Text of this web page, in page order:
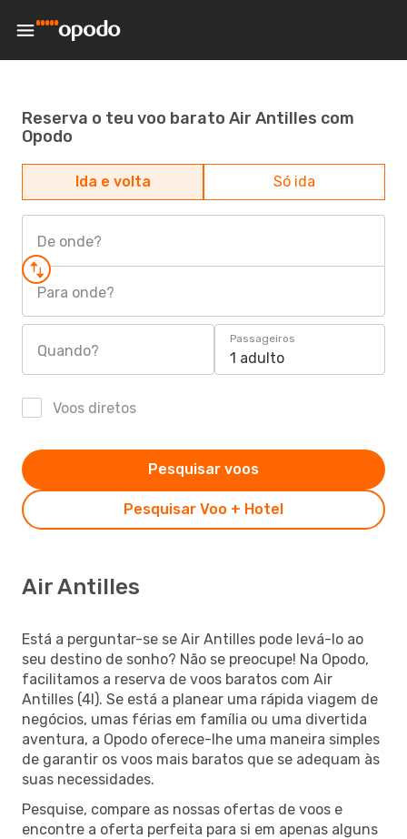
Reserva o teu voo barato Air Antilles com
Opodo
Ida e volta Só ida
De onde?
Para onde?
Quando?
Passageiros
1 adulto
Voos diretos
Pesquisar Voo + Hotel
Pesquisar voos
Air Antilles
Está a perguntar-se se Air Antilles pode levá-lo ao
seu destino de sonho? Não se preocupe! Na Opodo,
facilitamos a reserva de voos baratos com Air
Antilles (4I). Se está a planear uma rápida viagem de
negócios, umas férias em família ou uma divertida
aventura, a Opodo oferece-lhe uma maneira simples
de garantir os voos mais baratos que se adequam às
suas necessidades.
Pesquise, compare as nossas ofertas de voos e
encontre a oferta perfeita para si em apenas alguns